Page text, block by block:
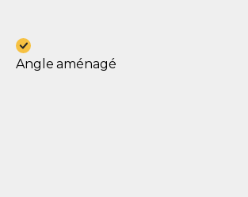
Angle aménagé